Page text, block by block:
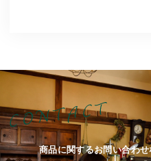
商品に関するお問い合わ